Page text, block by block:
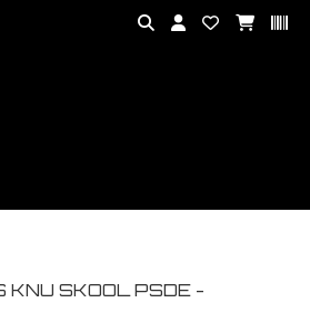
KNU SKOOL PSDE -